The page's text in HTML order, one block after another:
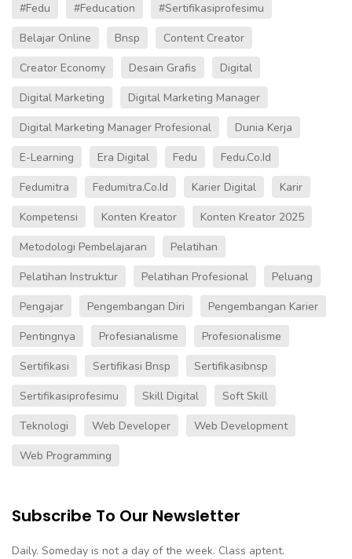
#fedu #Feducation
#sertifikasiprofesimu
Belajar Online
Bnsp
Content Creator
Creator Economy
Desain Grafis
Digital
Digital Marketing
Digital Marketing Manager
Digital Marketing Manager Profesional
Dunia Kerja
E-Learning
Era Digital Fedu
Fedu.co.id
Fedumitra
Fedumitra.co.id Karier Digital
Karir
Kompetensi
Konten Kreator
Konten Kreator 2025
Metodologi Pembelajaran
Pelatihan
Pelatihan Instruktur
Pelatihan Profesional
Peluang
Pengajar
Pengembangan Diri
Pengembangan Karier
Pentingnya
Profesianalisme
Profesionalisme
Sertifikasi
Sertifikasi Bnsp
Sertifikasibnsp
Sertifikasiprofesimu
Skill Digital
Soft Skill
Teknologi
Web Developer
Web Development
Web Programming
Subscribe To Our Newsletter
Daily. Someday is not a day of the week. Class aptent.